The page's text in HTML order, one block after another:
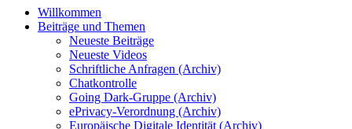
Willkommen
Beiträge und Themen
Neueste Beiträge
Neueste Videos
Schriftliche Anfragen (Archiv)
Chatkontrolle
Going Dark-Gruppe (Archiv)
ePrivacy-Verordnung (Archiv)
Europäische Digitale Identität (Archiv)